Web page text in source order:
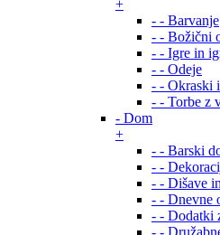
+
- - Barvanje
- - Božični
- - Igre in
- - Odeje
- - Okraski
- - Torbe z
- Dom
+
- - Barski
- -
- - Dišave
- - Dnevne
- - Dodatki
- -